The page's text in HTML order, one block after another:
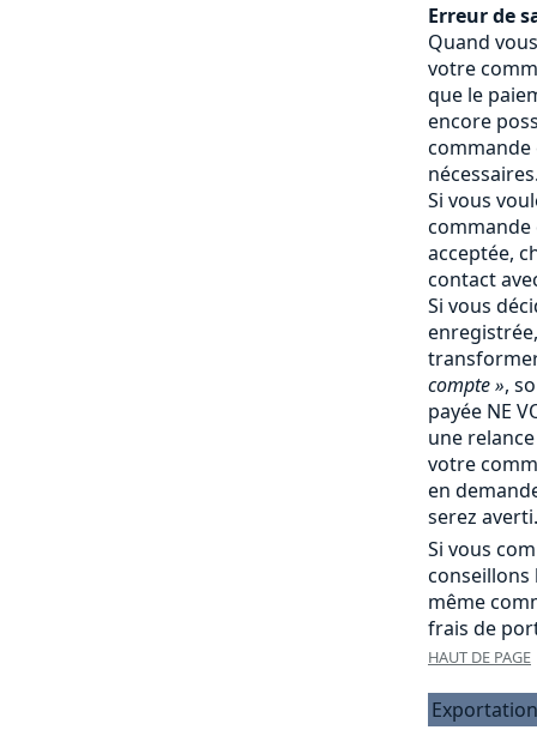
Erreur de
Quand
votre
que le
encore
commande
Si vous
commande
acceptée,
contact
Si vous
compte »,
payée NE
une
votre
en
serez averti.
Si vous
conseillons
même
frais de
HAUT DE PAGE